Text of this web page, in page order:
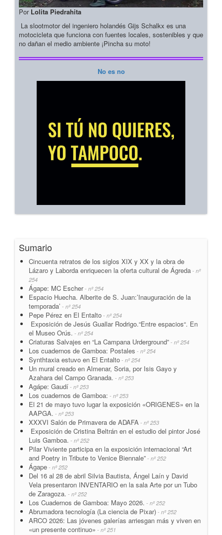
Por Lolita Piedrahita
La slootmotor del ingeniero holandés Gijs Schalkx es una
motocicleta que funciona con fuentes locales, sostenibles y que
no dañan el medio ambiente ¡Pincha su moto!
No es no
Sumario
Cincuenta retratos de los siglos XIX y XX y la obra de
Lázaro y Laborda enriquecen la oferta cultural de Ágreda - nº
254
Ágape: MC Escher- nº 254
Espacio Huecha. Alberite de S. Juan:’Inauguración de la
temporada’ - nº 254
Pepe Pérez en El Entalto - nº 254
Exposición de Jesús Guallar Rodrigo.“Entre espacios“. En
el Museo Orús. - nº 254
Criaturas Salvajes en “La Campana Urderground” - nº 254
Los cuadernos de Gamboa: Postales - nº 254
Synthtaxia estuvo en El Entalto - nº 254
Un mural creado en Almenar, Soria, por Isis Gayo y
Azahara del Campo Granada. - nº 253
Agápe: Gaudí - nº 253
Los cuadernos de Gamboa: - nº 253
El 21 de mayo tuvo lugar la exposición «ORIGENES» en la
AAPGA. - nº 253
XXXVI Salón de Primavera de ADAFA - nº 253
Exposición de Cristina Beltrán en el estudio del pintor José
Luis Gamboa. - nº 252
Pilar Viviente participa en la exposición internacional “Art
and Poetry in Tribute to Venice Biennale” - nº 252
Ágape - nº 252
Del 16 al 28 de abril Silvia Bautista, Ángel Laín y David
Vela presentaron INVENTARIO en la sala Arte por un Tubo
de Zaragoza. - nº 252
Los Cuadernos de Gamboa: Mayo 2026. - nº 252
Abrumadora tecnología (La ciencia de Pixar) - nº 252
ARCO 2026: Las jóvenes galerías arriesgan más y viven en
«un presente continuo» - nº 251